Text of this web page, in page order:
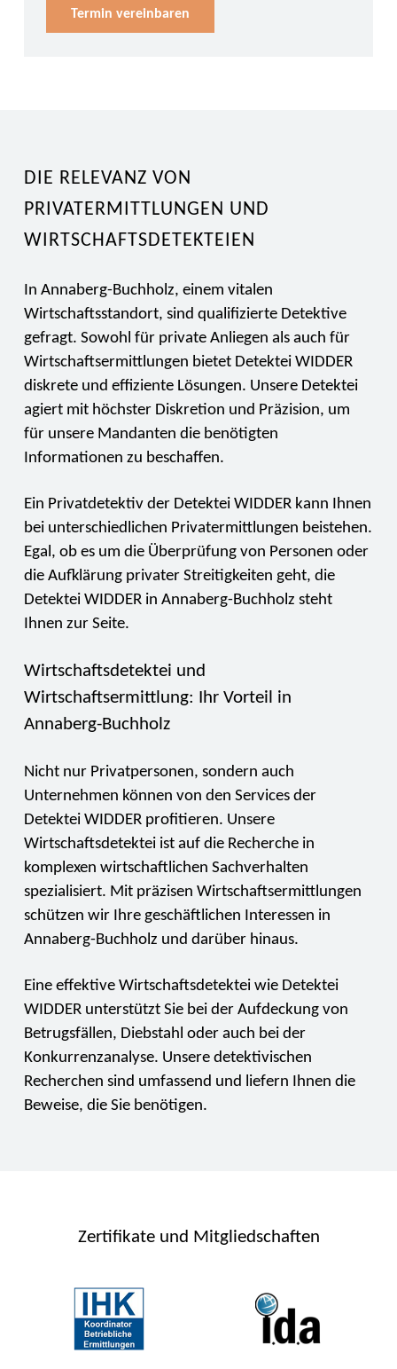
Termin vereinbaren
DIE RELEVANZ VON
PRIVATERMITTLUNGEN UND
WIRTSCHAFTSDETEKTEIEN
In Annaberg-Buchholz, einem vitalen
Wirtschaftsstandort, sind qualifizierte Detektive
gefragt. Sowohl für private Anliegen als auch für
Wirtschaftsermittlungen bietet Detektei WIDDER
diskrete und effiziente Lösungen. Unsere Detektei
agiert mit höchster Diskretion und Präzision, um
für unsere Mandanten die benötigten
Informationen zu beschaffen.
Ein Privatdetektiv der Detektei WIDDER kann Ihnen
bei unterschiedlichen Privatermittlungen beistehen.
Egal, ob es um die Überprüfung von Personen oder
die Aufklärung privater Streitigkeiten geht, die
Detektei WIDDER in Annaberg-Buchholz steht
Ihnen zur Seite.
Wirtschaftsdetektei und
Wirtschaftsermittlung: Ihr Vorteil in
Annaberg-Buchholz
Nicht nur Privatpersonen, sondern auch
Unternehmen können von den Services der
Detektei WIDDER profitieren. Unsere
Wirtschaftsdetektei ist auf die Recherche in
komplexen wirtschaftlichen Sachverhalten
spezialisiert. Mit präzisen Wirtschaftsermittlungen
schützen wir Ihre geschäftlichen Interessen in
Annaberg-Buchholz und darüber hinaus.
Eine effektive Wirtschaftsdetektei wie Detektei
WIDDER unterstützt Sie bei der Aufdeckung von
Betrugsfällen, Diebstahl oder auch bei der
Konkurrenzanalyse. Unsere detektivischen
Recherchen sind umfassend und liefern Ihnen die
Beweise, die Sie benötigen.
Zertifikate und Mitgliedschaften